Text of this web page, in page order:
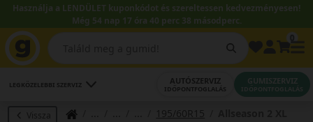
Használja a LENDÜLET kuponkódot és szereltessen kedvezményesen!
Még 54 nap 17 óra 40 perc 37 másodperc.
LEGKÖZELEBBI SZERVIZ AUTÓSZERVIZ
IDŐPONTFOGLALÁS
GUMISZERVIZ
IDŐPONTFOGLALÁS
Vissza 195/60R15